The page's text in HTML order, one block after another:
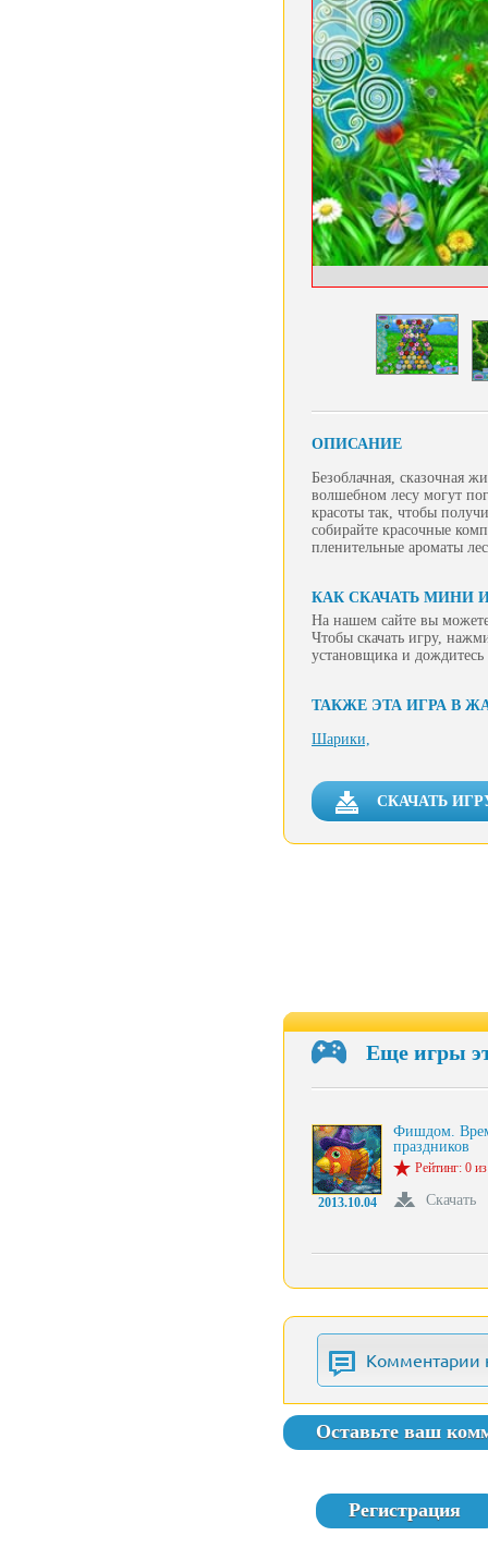
ОПИСАНИЕ
Безоблачная, сказочная
волшебном лесу могут
красоты так, чтобы
собирайте красочные
пленительные ароматы
КАК СКАЧАТЬ МИНИ
На нашем сайте вы
Чтобы скачать игру,
установщика и
ТАКЖЕ ЭТА ИГРА В
Шарики,
СКАЧАТЬ
Еще игры
2013.10.04
Фишдом.
праздников
Рейтинг: 0
Скачать
Комментарии
Оставьте ваш
Регистрация